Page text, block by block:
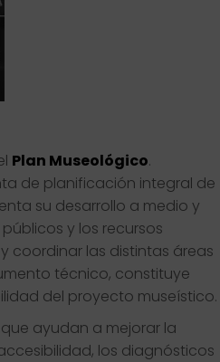
Plan Museológico.
de planificación integral de
su desarrollo a medio y
y los recursos
coordinar las distintas áreas
técnico, constituye
del proyecto museístico.
que ayudan a mejorar la
los diagnósticos